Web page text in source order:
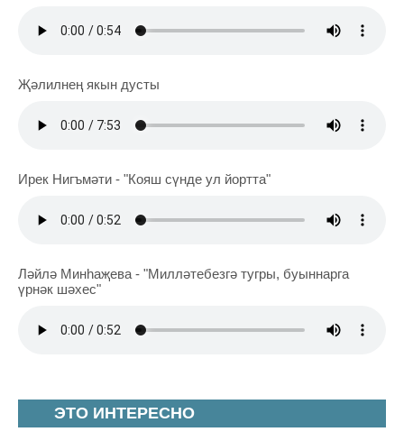
ЭТО ИНТЕРЕСНО
Җәлилнең якын дусты
Ирек Нигъмәти - "Кояш сүнде ул йортта"
Ләйлә Минһаҗева - "Милләтебезгә тугры, буыннарга
үрнәк шәхес"